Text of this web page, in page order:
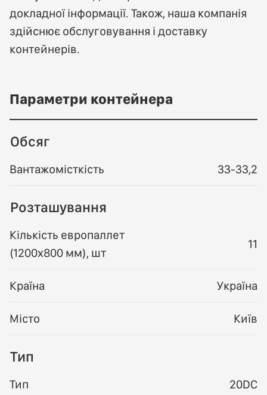
Параметри контейнера
Обсяг
Вантажомісткість 33-33,2
Розташування
Кількість европаллет
(1200х800 мм), шт
11
Країна Україна
Місто Київ
Тип
Тип 20DC
докладної інформації. Також, наша компанія
здійснює обслуговування і доставку
контейнерів.